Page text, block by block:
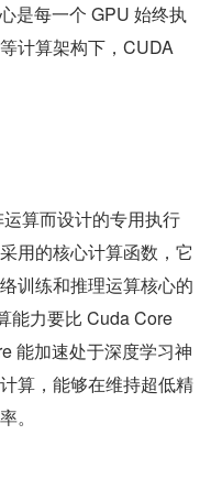
是每一个 GPU 始终执
计算架构下，CUDA
算而设计的专用执行
用的核心计算函数，它
训练和推理运算核心的
能力要比 Cuda Core
能加速处于深度学习神
算，能够在维持超低精
。